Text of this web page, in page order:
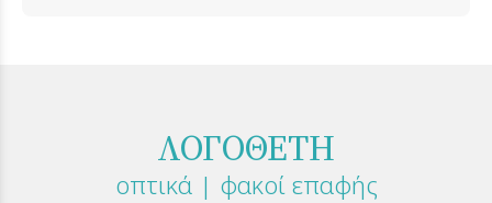
ΛΟΓΟΘΕΤΗ
οπτικά | φακοί επαφής